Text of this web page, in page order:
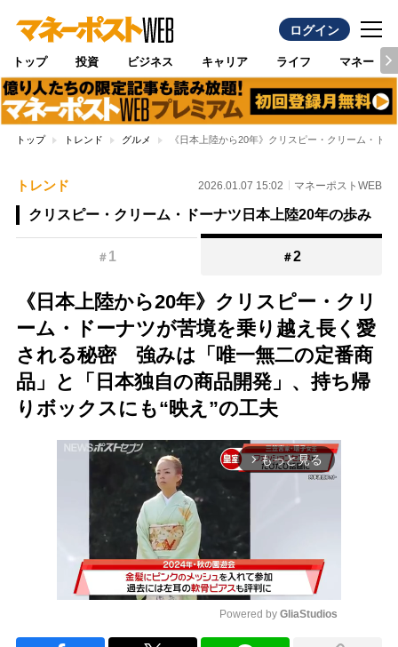
ログイン
トップ 投資 ビジネス キャリア ライフ マネー
トップ トレンド グルメ 《日本上陸から20年》クリスピー・クリーム・ド
トレンド 2026.01.07 15:02 マネーポストWEB
クリスピー・クリーム・ドーナツ日本上陸20年の歩み
＃ 1 ＃2
《日本上陸から20年》クリスピー・クリ
ーム・ドーナツが苦境を乗り越え長く愛
される秘密 強みは「唯一無二の定番商
品」と「日本独自の商品開発」、持ち帰
りボックスにも“映え”の工夫
arrow_forward_ios もっと見る
Powered by GliaStudios